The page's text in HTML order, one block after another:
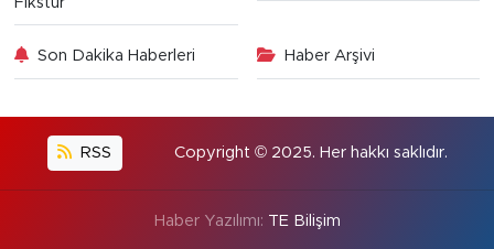
Son Dakika Haberleri Haber Arşivi
RSS Copyright © 2025. Her hakkı saklıdır.
Haber Yazılımı: TE Bilişim